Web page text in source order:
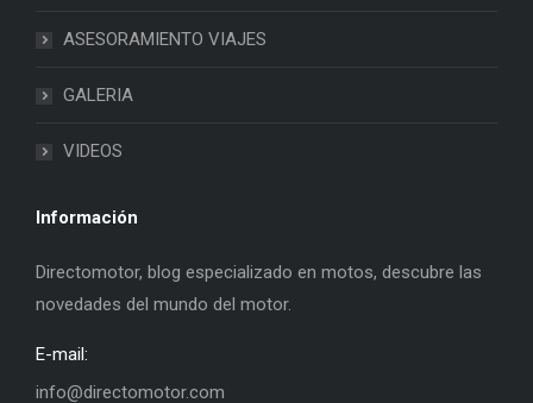
ASESORAMIENTO VIAJES
GALERIA
VIDEOS
Información
Directomotor, blog especializado en motos, descubre las
novedades del mundo del motor.
E-mail:
info@directomotor.com